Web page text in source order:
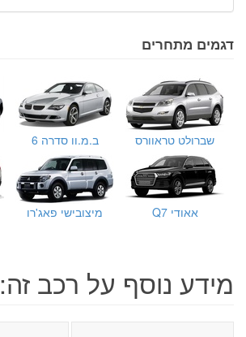
דגמים מתחרים
שברולט טראוורס ב.מ.וו סדרה 6
אאודי Q7 מיצובישי פאג'רו
מידע נוסף על רכב זה: